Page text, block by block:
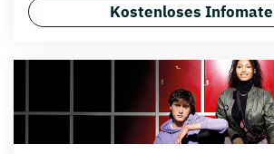
Kostenloses